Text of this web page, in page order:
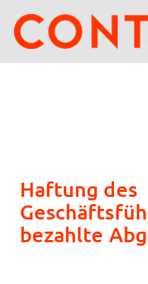
Haftung des
bezahlte